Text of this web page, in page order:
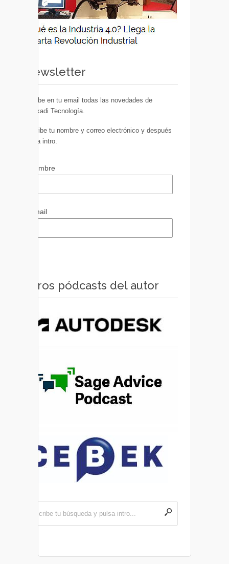
Newsletter
Recibe en tu email todas las novedades de
Euskadi Tecnología.
Escribe tu nombre y correo electrónico y después
pulsa intro.
Nombre
Email
Otros pódcasts del autor